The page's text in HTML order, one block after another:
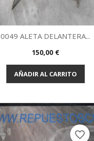
Vista rápida
0049 ALETA DELANTERA...
Precio
150,00 €
AÑADIR AL CARRITO
favorite_border